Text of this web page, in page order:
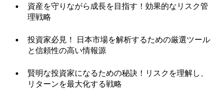
資産を守りながら成長を目指す！効果的なリスク管
理戦略
投資家必見！ 日本市場を解析するための厳選ツール
と信頼性の高い情報源
賢明な投資家になるための秘訣！リスクを理解し、
リターンを最大化する戦略